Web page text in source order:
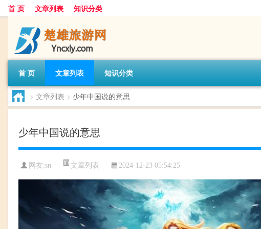
首 页 文章列表 知识分类
首 页 文章列表 知识分类
> 文章列表 > 少年中国说的意思
少年中国说的意思
网友:sn 文章列表 2024-12-23 05:54:25